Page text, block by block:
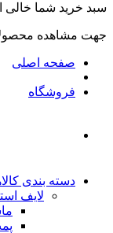
سبد خرید شما
جهت مشاهده
صفحه اصلی
فروشگاه
دسته بندی
لایف